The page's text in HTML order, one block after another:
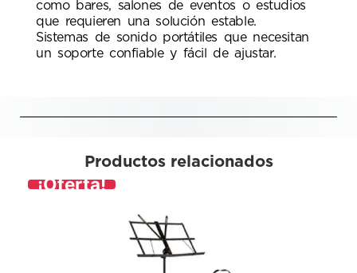
como bares, salones de eventos o estudios
que requieren una solución estable.
Sistemas de sonido portátiles que necesitan
un soporte confiable y fácil de ajustar.
Productos relacionados
¡Oferta!